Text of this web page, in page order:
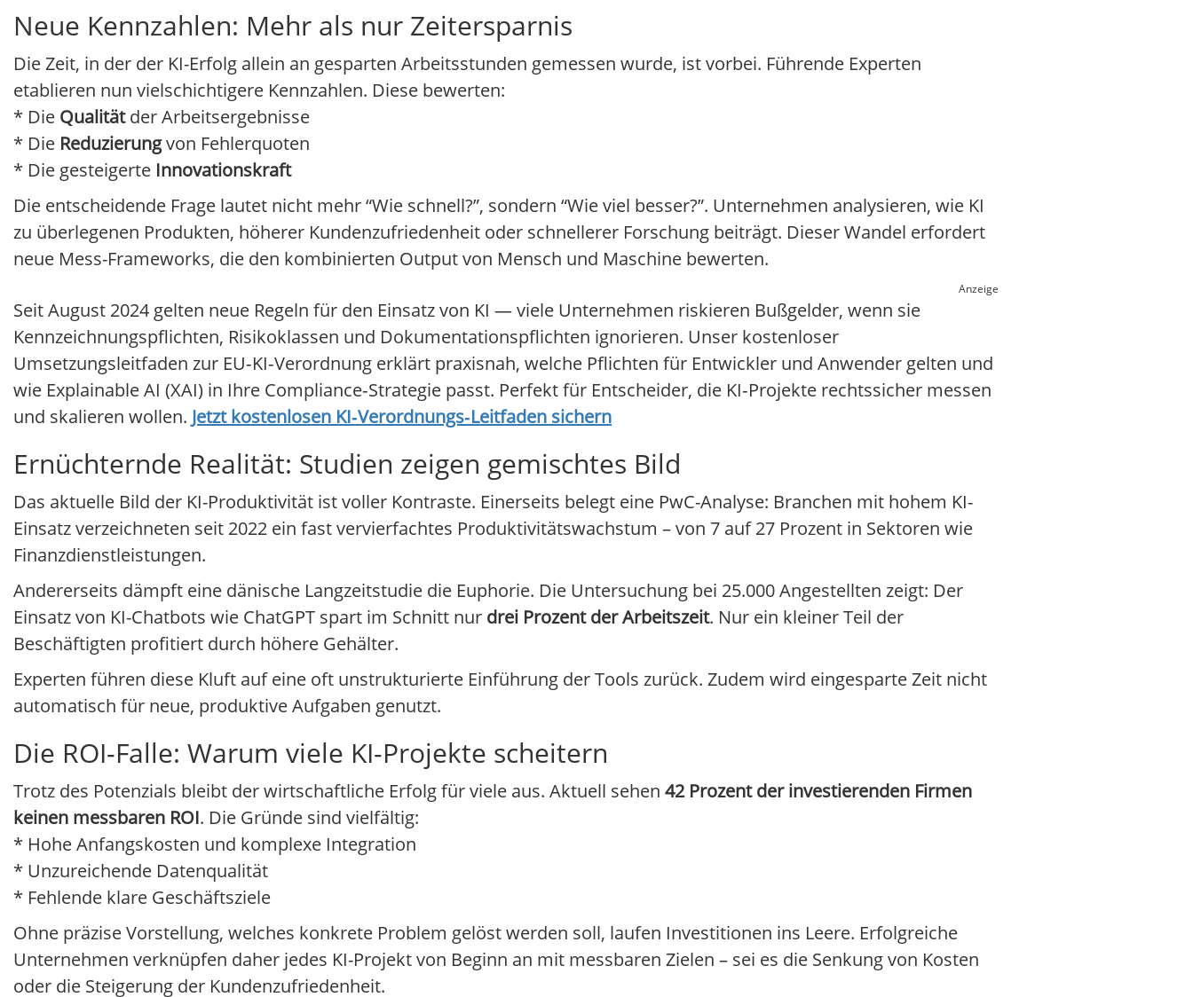
Neue Kennzahlen: Mehr als nur Zeitersparnis
Die Zeit, in der der KI-Erfolg allein an gesparten Arbeitsstunden gemessen wurde, ist vorbei. Führende Experten
etablieren nun vielschichtigere Kennzahlen. Diese bewerten:
* Die Qualitätder Arbeitsergebnisse
* Die Reduzierungvon Fehlerquoten
* Die gesteigerte Innovationskraft
Die entscheidende Frage lautet nicht mehr “Wie schnell?”, sondern “Wie viel besser?”. Unternehmen analysieren, wie KI
zu überlegenen Produkten, höherer Kundenzufriedenheit oder schnellerer Forschung beiträgt. Dieser Wandel erfordert
neue Mess-Frameworks, die den kombinierten Output von Mensch und Maschine bewerten.
Anzeige
Seit August 2024 gelten neue Regeln für den Einsatz von KI — viele Unternehmen riskieren Bußgelder, wenn sie
Kennzeichnungspflichten, Risikoklassen und Dokumentationspflichten ignorieren. Unser kostenloser
Umsetzungsleitfaden zur EU‑KI‑Verordnung erklärt praxisnah, welche Pflichten für Entwickler und Anwender gelten und
wie Explainable AI (XAI) in Ihre Compliance‑Strategie passt. Perfekt für Entscheider, die KI‑Projekte rechtssicher messen
und skalieren wollen. Jetzt kostenlosen KI‑Verordnungs‑Leitfaden sichern
Ernüchternde Realität: Studien zeigen gemischtes Bild
Das aktuelle Bild der KI-Produktivität ist voller Kontraste. Einerseits belegt eine PwC-Analyse: Branchen mit hohem KI-
Einsatz verzeichneten seit 2022 ein fast vervierfachtes Produktivitätswachstum – von 7 auf 27 Prozent in Sektoren wie
Finanzdienstleistungen.
Andererseits dämpft eine dänische Langzeitstudie die Euphorie. Die Untersuchung bei 25.000 Angestellten zeigt: Der
Einsatz von KI-Chatbots wie ChatGPT spart im Schnitt nur drei Prozent der Arbeitszeit. Nur ein kleiner Teil der
Beschäftigten profitiert durch höhere Gehälter.
Experten führen diese Kluft auf eine oft unstrukturierte Einführung der Tools zurück. Zudem wird eingesparte Zeit nicht
automatisch für neue, produktive Aufgaben genutzt.
Die ROI-Falle: Warum viele KI-Projekte scheitern
Trotz des Potenzials bleibt der wirtschaftliche Erfolg für viele aus. Aktuell sehen 42 Prozent der investierenden Firmen
keinen messbaren ROI. Die Gründe sind vielfältig:
* Hohe Anfangskosten und komplexe Integration
* Unzureichende Datenqualität
* Fehlende klare Geschäftsziele
Ohne präzise Vorstellung, welches konkrete Problem gelöst werden soll, laufen Investitionen ins Leere. Erfolgreiche
Unternehmen verknüpfen daher jedes KI-Projekt von Beginn an mit messbaren Zielen – sei es die Senkung von Kosten
oder die Steigerung der Kundenzufriedenheit.